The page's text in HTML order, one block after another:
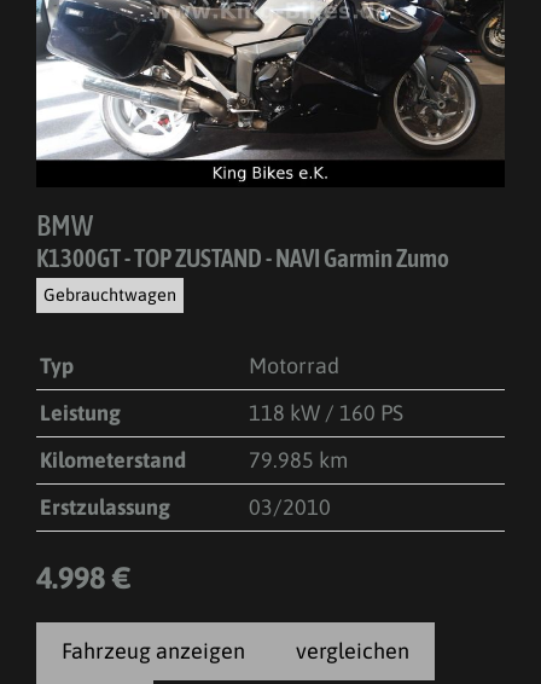
BMW
K1300GT - TOP ZUSTAND - NAVI Garmin Zumo
Gebrauchtwagen
Typ
Motorrad
Leistung
118 kW / 160 PS
Kilometerstand
79.985 km
Erstzulassung
03/2010
4.998 €
Fahrzeug anzeigen vergleichen